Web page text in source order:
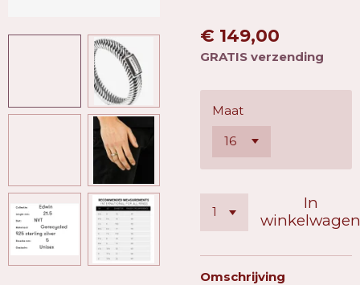
€ 149,00
GRATIS verzending
Maat
In
Omschrijving